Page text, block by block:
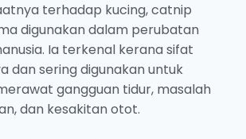
terhadap kucing, catnip
digunakan dalam perubatan
Ia terkenal kerana sifat
dan sering digunakan untuk
gangguan tidur, masalah
dan kesakitan otot.